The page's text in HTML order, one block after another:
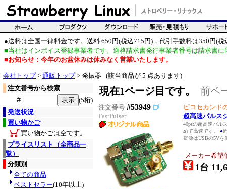
●送料は全国一律料金です。送料 650円(税込715円)，代引手数料は350円(税
■当社はインボイス登録事業者です。適格請求書発行事業者番号は請求書に
■お知らせ：今年のお盆休みは休みなく営業いたします。
会社トップ> 通販トップ> 発振器 (該当商品が 5 点あります)
注文番号から検索
#
(5桁)
発送状況
買い物かご
買い物かごは空です。
プライスリスト（全商品一
覧）
分類別
全ての商品
ベストセラー(10年以上)
現在1ページ目です。 前ペ
注文番号 #53949
FastPulser
ピコセカンド
超高速パルス
40psの超高速パル
めて高速です。 ●
電源はUSBの5Vを
メーカー希望
1台